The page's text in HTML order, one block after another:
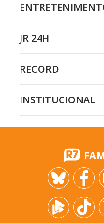
JR 24H
RECORD
INSTITUCIONAL